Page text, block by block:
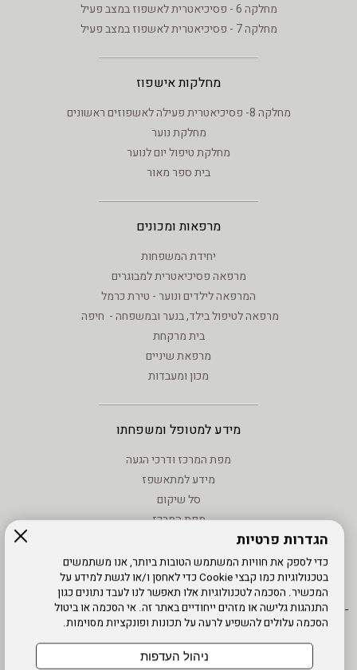
הגדרות פרטיות
כדי לספק את חוויות המשתמש הטובות ביותר, אנו משתמשים
בטכנולוגיות כמו קבצי Cookie כדי לאחסן ו/או לגשת למידע על
המכשיר. הסכמה לטכנולוגיות אלו תאפשר לנו לעבד נתונים כגון
התנהגות גלישה או מזהים ייחודיים באתר זה. אי הסכמה או ביטול
הסכמה עלולים להשפיע לרעה על תכונות ופונקציות מסוימות.
ניהול העדפות
מחלקה 6 - פסיכיאטרית לאשפוז במצב פעיל
מחלקה 7 - פסיכיאטרית לאשפוז במצב פעיל
מחלקות אישפוז
מחלקה 8- פסיכיאטרית פעילה לאשפוזים ראשונים
מחלקת נוער
מחלקת טיפול יום לנוער
בית ספר מאור
מרפאות ומכונים
יחידת המשפחות
מרפאה פסיכיאטרית למבוגרים
המרפאה לילדים ונוער - טירת כרמל
מרפאה לטיפול בילד, בנער ובמשפחה - חיפה
בית מרקחת
מרפאת שיניים
מכון ומעבדות
מידע למטופל ומשפחתו
מפת המרכז ודרכי הגעה
מידע למתאשפז
סל שיקום
מפת המרכז
טיפול בנזעי חשמל
מידע שימוש - קישורים לאתרים
מפת אתר
הרשמה